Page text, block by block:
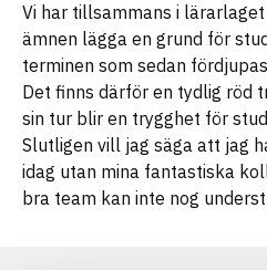
Vi har tillsammans i
ämnen lägga en grund för
terminen som sedan
Det finns därför en tydlig röd
sin tur blir en trygghet för
Slutligen vill jag säga att jag
idag utan mina fantastiska
bra team kan inte nog